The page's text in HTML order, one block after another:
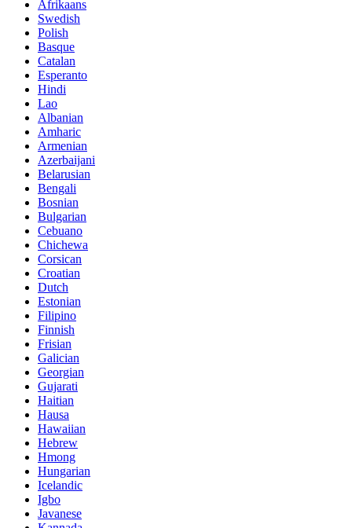
Afrikaans
Swedish
Polish
Basque
Catalan
Esperanto
Hindi
Lao
Albanian
Amharic
Armenian
Azerbaijani
Belarusian
Bengali
Bosnian
Bulgarian
Cebuano
Chichewa
Corsican
Croatian
Dutch
Estonian
Filipino
Finnish
Frisian
Galician
Georgian
Gujarati
Haitian
Hausa
Hawaiian
Hebrew
Hmong
Hungarian
Icelandic
Igbo
Javanese